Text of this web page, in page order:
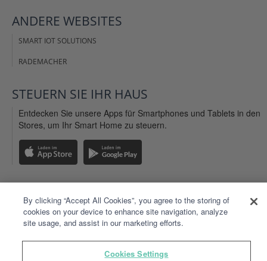
ANDERE WEBSITES
SMART IOT SOLUTIONS
RADEMACHER
STEUERN SIE IHR HAUS
Entdecken Sie unsere Apps für Smartphones und Tablets in den
Stores, um Ihr Smart Home zu steuern.
IMPRESSUM
AGB WEBSITE
PERSÖNLICHE DATEN
By clicking “Accept All Cookies”, you agree to the storing of
cookies on your device to enhance site navigation, analyze
site usage, and assist in our marketing efforts.
Cookies Settings